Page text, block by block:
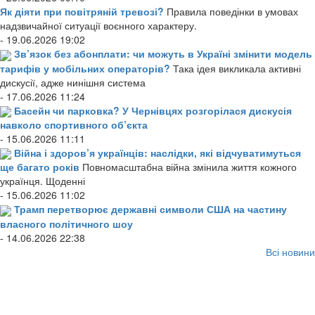
Як діяти при повітряній тревозі? Правила поведінки в умовах
надзвичайної ситуації воєнного характеру.
- 19.06.2026 19:02
Зв’язок без абонплати: чи можуть в Україні змінити модель
тарифів у мобільних операторів? Така ідея викликала активні
дискусії, адже нинішня система
- 17.06.2026 11:24
Басейн чи парковка? У Чернівцях розгорілася дискусія
навколо спортивного об’єкта
- 15.06.2026 11:11
Війна і здоров’я українців: наслідки, які відчуватимуться
ще багато років Повномасштабна війна змінила життя кожного
українця. Щоденні
- 15.06.2026 11:02
Трамп перетворює державні символи США на частину
власного політичного шоу
- 14.06.2026 22:38
Всі новини